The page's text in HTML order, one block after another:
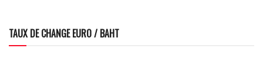
TAUX DE CHANGE EURO / BAHT